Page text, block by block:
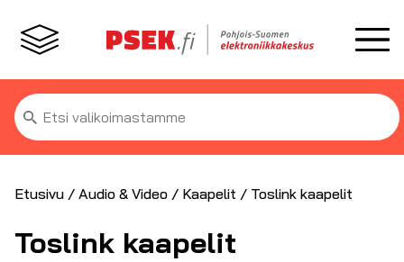
Etsi:
Etusivu / Audio & Video / Kaapelit / Toslink kaapelit
Toslink kaapelit